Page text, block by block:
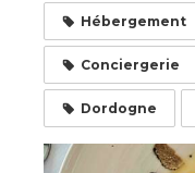
Hébergement
Conciergerie
Dordogne